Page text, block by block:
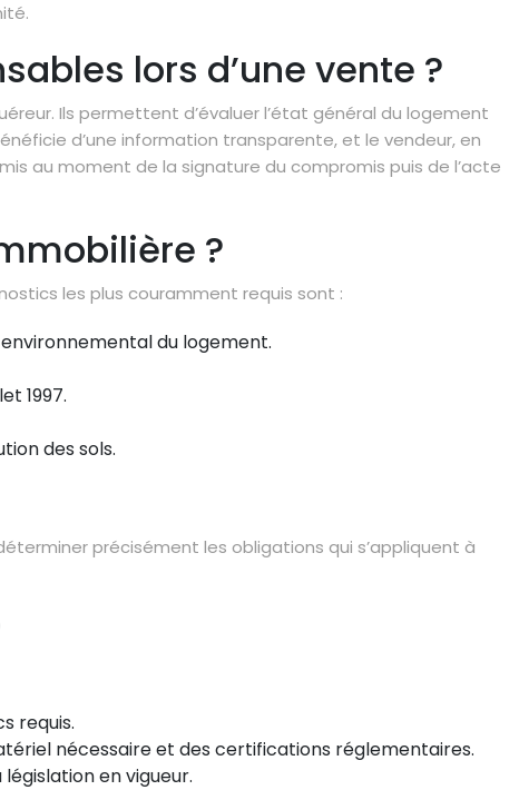
lors d’une vente ?
Ils permettent d’évaluer l’état général du logement
d’une information transparente, et le vendeur, en
au moment de la signature du compromis puis de l’acte
?
les plus couramment requis sont :
du logement.
1997.
des sols.
précisément les obligations qui s’appliquent à
requis.
nécessaire et des certifications réglementaires.
en vigueur.